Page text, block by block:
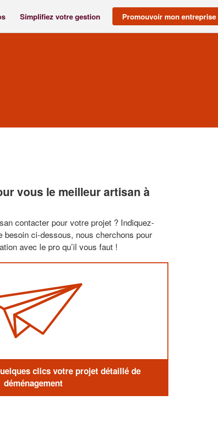
Simplifiez votre gestion Promouvoir mon entreprise
vous le meilleur artisan à
contacter pour votre projet ? Indiquez-
besoin ci-dessous, nous cherchons pour
avec le pro qu’il vous faut !
clics votre projet détaillé de
déménagement